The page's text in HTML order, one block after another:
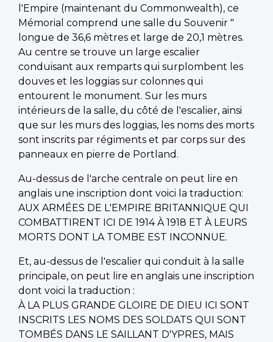
l'Empire (maintenant du Commonwealth), ce
Mémorial comprend une salle du Souvenir "
longue de 36,6 mètres et large de 20,1 mètres.
Au centre se trouve un large escalier
conduisant aux remparts qui surplombent les
douves et les loggias sur colonnes qui
entourent le monument. Sur les murs
intérieurs de la salle, du côté de l'escalier, ainsi
que sur les murs des loggias, les noms des morts
sont inscrits par régiments et par corps sur des
panneaux en pierre de Portland.
Au-dessus de l'arche centrale on peut lire en
anglais une inscription dont voici la traduction:
AUX ARMÉES DE L'EMPIRE BRITANNIQUE QUI
COMBATTIRENT ICI DE 1914 À 1918 ET À LEURS
MORTS DONT LA TOMBE EST INCONNUE.
Et, au-dessus de l'escalier qui conduit à la salle
principale, on peut lire en anglais une inscription
dont voici la traduction :
À LA PLUS GRANDE GLOIRE DE DIEU ICI SONT
INSCRITS LES NOMS DES SOLDATS QUI SONT
TOMBÉS DANS LE SAILLANT D'YPRES, MAIS